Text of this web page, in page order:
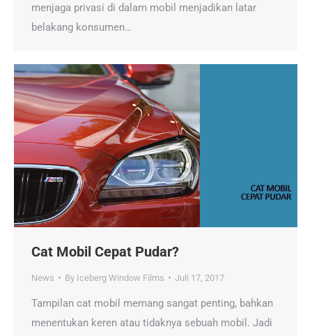
menjaga privasi di dalam mobil menjadikan latar
belakang konsumen…
Cat Mobil Cepat Pudar?
News By Iceberg Window Films Juli 17, 2017
Tampilan cat mobil memang sangat penting, bahkan
menentukan keren atau tidaknya sebuah mobil. Jadi